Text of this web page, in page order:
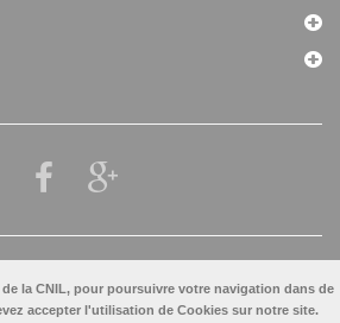
la CNIL, pour poursuivre votre navigation dans de
accepter l'utilisation de Cookies sur notre site.